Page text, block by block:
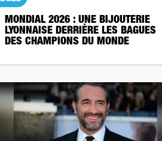
MONDIAL 2026 : UNE BIJOUTERIE
LYONNAISE DERRIÈRE LES BAGUES
DES CHAMPIONS DU MONDE